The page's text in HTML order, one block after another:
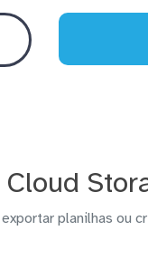
planilhas ou